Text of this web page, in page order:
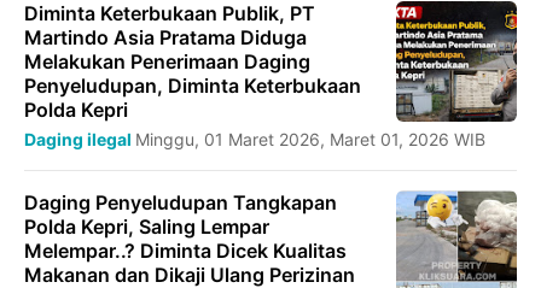
Diminta Keterbukaan Publik, PT
Martindo Asia Pratama Diduga
Melakukan Penerimaan Daging
Penyeludupan, Diminta Keterbukaan
Polda Kepri
Daging ilegal Minggu, 01 Maret 2026, Maret 01, 2026 WIB
Daging Penyeludupan Tangkapan
Polda Kepri, Saling Lempar
Melempar..? Diminta Dicek Kualitas
Makanan dan Dikaji Ulang Perizinan